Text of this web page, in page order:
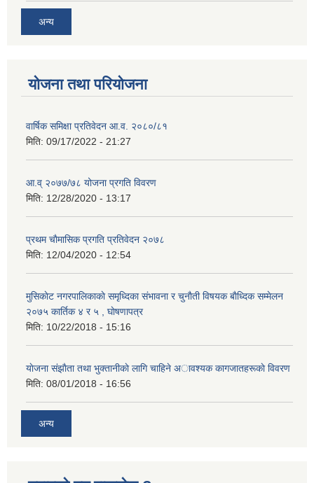
अन्य
योजना तथा परियोजना
वार्षिक समिक्षा प्रतिवेदन आ.व. २०८०/८१
मिति: 09/17/2022 - 21:27
आ.व् २०७७/७८ योजना प्रगति विवरण
मिति: 12/28/2020 - 13:17
प्रथम चाैमासिक प्रगति प्रतिवेदन २०७८
मिति: 12/04/2020 - 12:54
मुसिकाेट नगरपालिकाकाे समृध्दिका संभावना र चुनाैती विषयक बाैध्दिक सम्मेलन
२०७५ कार्तिक ४ र ५ , घाेषणापत्र
मिति: 10/22/2018 - 15:16
याेजना संझाैता तथा भुक्तानीकाे लागि चाहिने अावश्यक कागजातहरूकाे विवरण
मिति: 08/01/2018 - 16:56
अन्य